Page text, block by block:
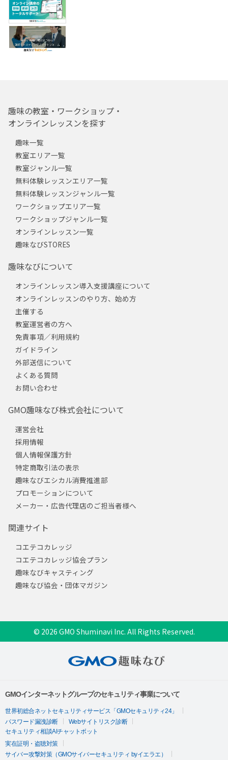
趣味の教室・ワークショップ・
オンラインレッスンを探す
趣味一覧
教室エリア一覧
教室ジャンル一覧
無料体験レッスンエリア一覧
無料体験レッスンジャンル一覧
ワークショップエリア一覧
ワークショップジャンル一覧
オンラインレッスン一覧
趣味なびSTORES
趣味なびについて
オンラインレッスン導入支援講座について
オンラインレッスンのやり方、始め方
主催する
教室運営者の方へ
免責事項／利用規約
ガイドライン
外部送信について
よくある質問
お問い合わせ
GMO趣味なび株式会社について
運営会社
採用情報
個人情報保護方針
特定商取引法の表示
趣味なびエシカル消費推進部
プロモーションについて
メーカー・広告代理店のご担当者様へ
関連サイト
コエテコカレッジ
コエテコカレッジ協会プラン
趣味なびキャスティング
趣味なび協会・団体マガジン
© 2026 GMO Shuminavi Inc. All Rights Reserved.